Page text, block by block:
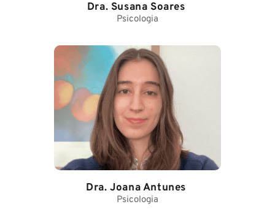
Dra. Susana Soares
Psicologia
Dra. Joana Antunes
Psicologia